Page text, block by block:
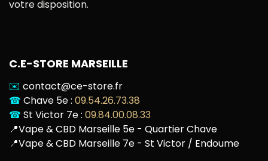
votre disposition.
C.E-STORE MARSEILLE
✉️ contact@ce-store.fr
☎ Chave 5e : 09.54.26.73.38
☎ St Victor 7e : 09.84.00.08.33
📍Vape & CBD Marseille 5e - Quartier Chave
📍Vape & CBD Marseille 7e - St Victor / Endoume